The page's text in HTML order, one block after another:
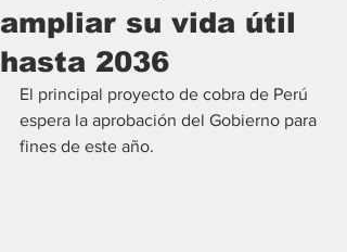
ampliar su vida útil
hasta 2036
El principal proyecto de cobra de Perú
espera la aprobación del Gobierno para
fines de este año.